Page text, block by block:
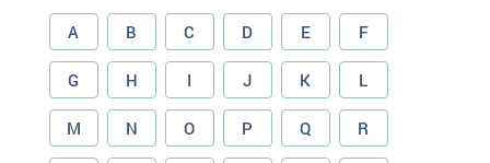
A B C D E F
G H I J K L
M N O P Q R